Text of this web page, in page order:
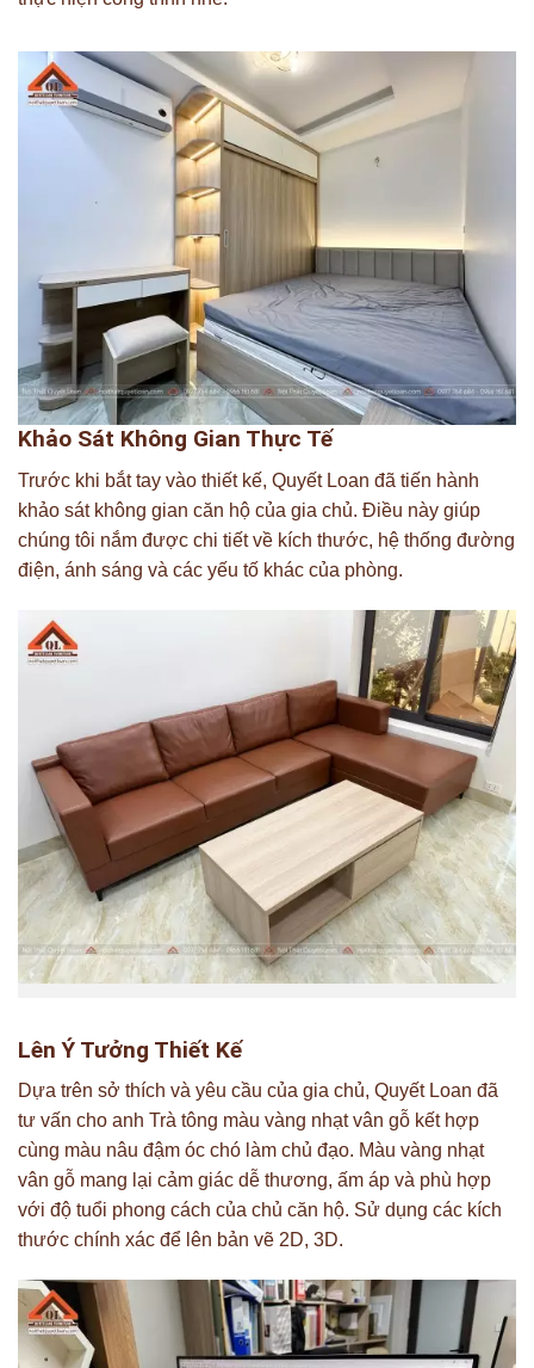
Khảo Sát Không Gian Thực Tế
Trước khi bắt tay vào thiết kế, Quyết Loan đã tiến hành
khảo sát không gian căn hộ của gia chủ. Điều này giúp
chúng tôi nắm được chi tiết về kích thước, hệ thống đường
điện, ánh sáng và các yếu tố khác của phòng.
Lên Ý Tưởng Thiết Kế
Dựa trên sở thích và yêu cầu của gia chủ, Quyết Loan đã
tư vấn cho anh Trà tông màu vàng nhạt vân gỗ kết hợp
cùng màu nâu đậm óc chó làm chủ đạo. Màu vàng nhạt
vân gỗ mang lại cảm giác dễ thương, ấm áp và phù hợp
với độ tuổi phong cách của chủ căn hộ. Sử dụng các kích
thước chính xác để lên bản vẽ 2D, 3D.